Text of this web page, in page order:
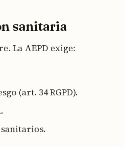
sanitaria
La AEPD exige:
(art. 34 RGPD).